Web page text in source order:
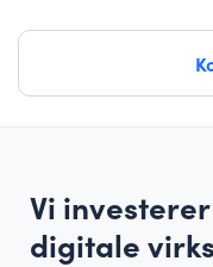
Vi
digitale